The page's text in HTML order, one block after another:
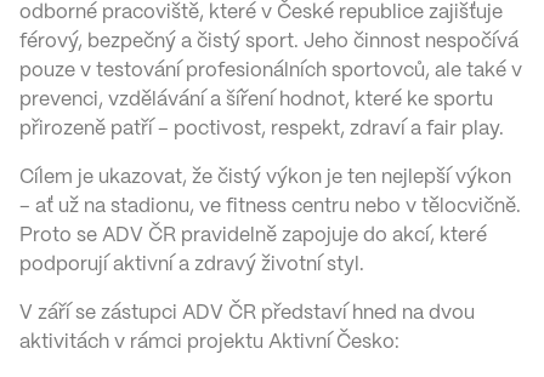
odborné pracoviště, které v České republice zajišťuje
férový, bezpečný a čistý sport. Jeho činnost nespočívá
pouze v testování profesionálních sportovců, ale také v
prevenci, vzdělávání a šíření hodnot, které ke sportu
přirozeně patří – poctivost, respekt, zdraví a fair play.
Cílem je ukazovat, že čistý výkon je ten nejlepší výkon
– ať už na stadionu, ve fitness centru nebo v tělocvičně.
Proto se ADV ČR pravidelně zapojuje do akcí, které
podporují aktivní a zdravý životní styl.
V září se zástupci ADV ČR představí hned na dvou
aktivitách v rámci projektu Aktivní Česko: